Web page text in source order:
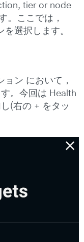
tier or node
。ここでは，
選択します。
ン において，
。今回は Health
(右の + をタッ